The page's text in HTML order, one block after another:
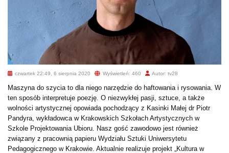
czwartek 22:49, 6 sierpnia 2020 Wyświetleń: 460 Autor: tv28
Maszyna do szycia to dla niego narzędzie do haftowania i rysowania. W
ten sposób interpretuje poezję. O niezwykłej pasji, sztuce, a także
wolności artystycznej opowiada pochodzący z Kasinki Małej dr Piotr
Pandyra, wykładowca w Krakowskich Szkołach Artystycznych w
Szkole Projektowania Ubioru. Nasz gość zawodowo jest również
związany z pracownią papieru Wydziału Sztuki Uniwersytetu
Pedagogicznego w Krakowie. Aktualnie realizuje projekt „Kultura w